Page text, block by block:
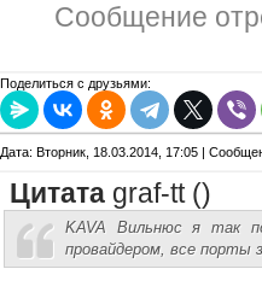
Сообщение
Поделиться с друзьями:
Дата: Вторник, 18.03.2014, 17:05 |
Цитата graf-tt()
KAVA Вильнюс я так
провайдером, все порты